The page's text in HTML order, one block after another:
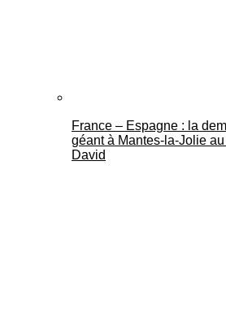
France – Espagne : la
géant à Mantes-la-Jolie
David